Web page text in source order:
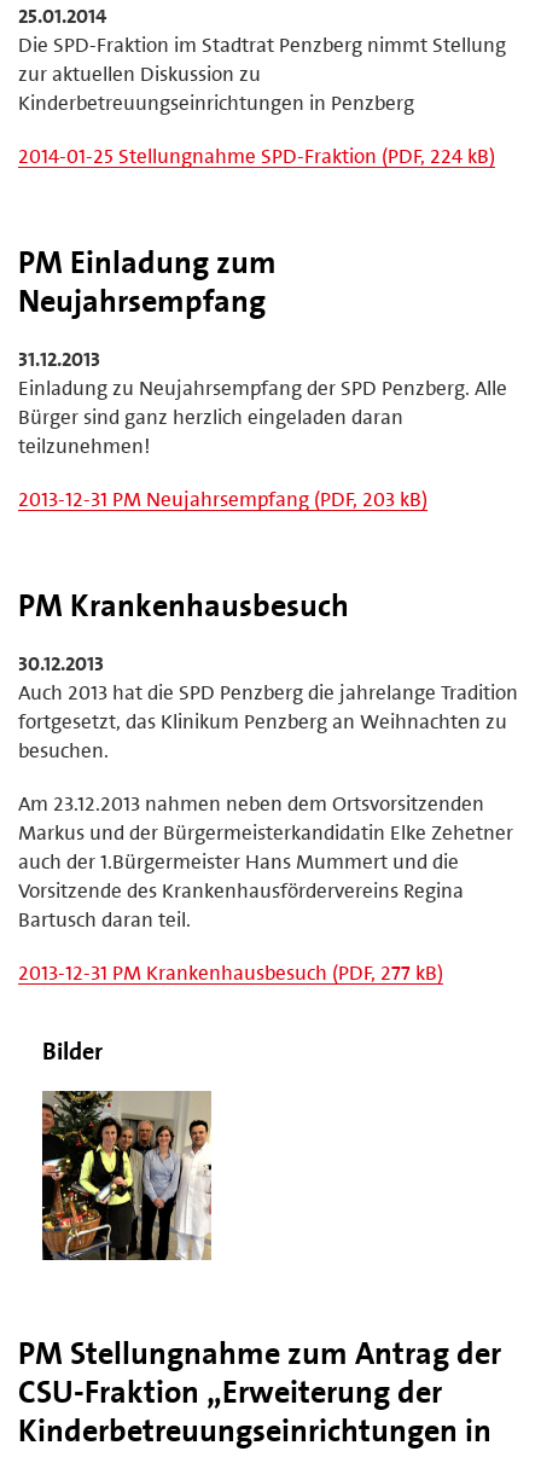
25.01.2014
Die SPD-Fraktion im Stadtrat Penzberg nimmt Stellung
zur aktuellen Diskussion zu
Kinderbetreuungseinrichtungen in Penzberg
2014-01-25 Stellungnahme SPD-Fraktion (PDF, 224 kB)
PM Einladung zum
Neujahrsempfang
31.12.2013
Einladung zu Neujahrsempfang der SPD Penzberg. Alle
Bürger sind ganz herzlich eingeladen daran
teilzunehmen!
2013-12-31 PM Neujahrsempfang (PDF, 203 kB)
PM Krankenhausbesuch
30.12.2013
Auch 2013 hat die SPD Penzberg die jahrelange Tradition
fortgesetzt, das Klinikum Penzberg an Weihnachten zu
besuchen.
Am 23.12.2013 nahmen neben dem Ortsvorsitzenden
Markus und der Bürgermeisterkandidatin Elke Zehetner
auch der 1.Bürgermeister Hans Mummert und die
Vorsitzende des Krankenhausfördervereins Regina
Bartusch daran teil.
2013-12-31 PM Krankenhausbesuch (PDF, 277 kB)
Bilder
PM Stellungnahme zum Antrag der
CSU-Fraktion „Erweiterung der
Kinderbetreuungseinrichtungen in